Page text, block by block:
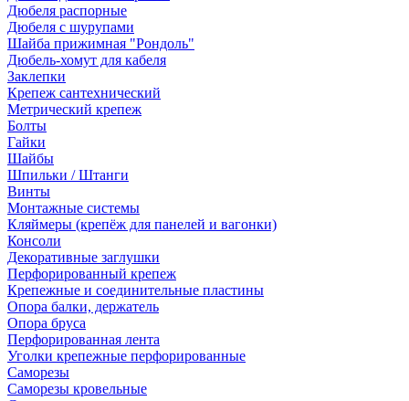
Дюбеля распорные
Дюбеля с шурупами
Шайба прижимная "Рондоль"
Дюбель-хомут для кабеля
Заклепки
Крепеж сантехнический
Метрический крепеж
Болты
Гайки
Шайбы
Шпильки / Штанги
Винты
Монтажные системы
Кляймеры (крепёж для панелей и вагонки)
Консоли
Декоративные заглушки
Перфорированный крепеж
Крепежные и соединительные пластины
Опора балки, держатель
Опора бруса
Перфорированная лента
Уголки крепежные перфорированные
Саморезы
Саморезы кровельные